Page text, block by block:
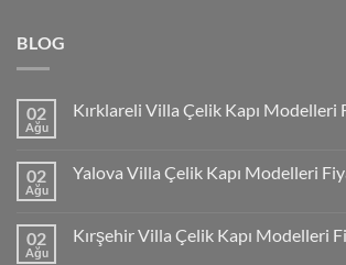
BLOG
02
Ağu
Kırklareli Villa Çelik Kapı Modelleri
02
Ağu
Yalova Villa Çelik Kapı Modelleri
02
Ağu
Kırşehir Villa Çelik Kapı Modelleri